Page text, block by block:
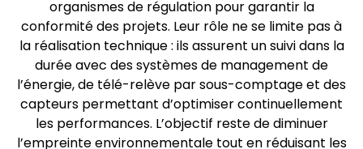
organismes de régulation pour garantir la
conformité des projets. Leur rôle ne se limite pas à
la réalisation technique : ils assurent un suivi dans la
durée avec des systèmes de management de
l’énergie, de télé-relève par sous-comptage et des
capteurs permettant d’optimiser continuellement
les performances. L’objectif reste de diminuer
l’empreinte environnementale tout en réduisant les